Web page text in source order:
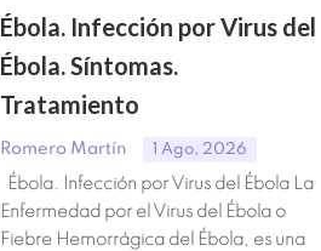
Ébola. Infección por Virus del
Ébola. Síntomas.
Tratamiento
Romero Martín 1 Ago, 2026
Ébola. Infección por Virus del Ébola La
Enfermedad por el Virus del Ébola o
Fiebre Hemorrágica del Ébola, es una